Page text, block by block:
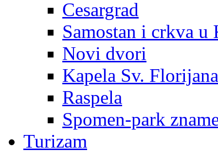
Cesargrad
Samostan i crkva u
Novi dvori
Kapela Sv. Florijana
Raspela
Spomen-park
Turizam